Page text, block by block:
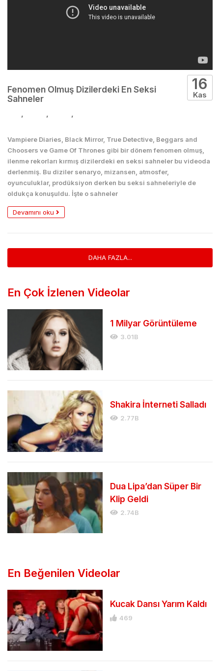
Fenomen Olmuş Dizilerdeki En Seksi
Sahneler
, , ,
16
Kas
Vampiere Diaries, Black Mirror, True Detective, Beggars and
Choosers ve Game Of Thrones gibi bir dönem fenomen olmuş,
ilenme rekorları kırmış dizilerdeki en seksi sahneler bu videoda
derlenmiş. Bu diziler senaryo, mizansen, atmosfer,
oyunculuklar, prodüksiyon derken bu seksi sahneleriyle de
oldukça konuşuldu. İşte o sahneler
Devamını oku
DAHA FAZLA...
En Çok İzlenen Videolar
1 Milyar Görüntüleme
3.01B
Shakira İnterneti Salladı
2.77B
Dua Lipa’dan Süper Bir
Klip Geldi
2.74B
En Beğenilen Videolar
Kucak Dansı Yarım Kaldı
469